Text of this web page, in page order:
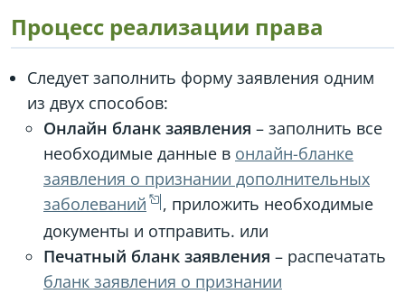
Процесс реализации права
Следует заполнить форму заявления одним
из двух способов:
Онлайн бланк заявления – заполнить все
необходимые данные в онлайн-бланке
заявления о признании дополнительных
заболеваний
, приложить необходимые
документы и отправить. или
Печатный бланк заявления – распечатать
бланк заявления о признании